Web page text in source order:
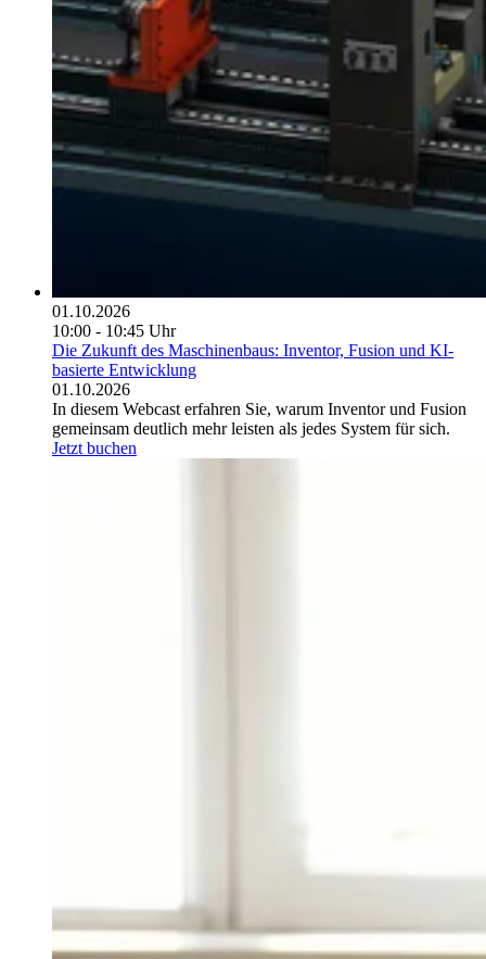
01.10.2026
10:00 - 10:45 Uhr
Die Zukunft des Maschinenbaus: Inventor, Fusion und KI-
basierte Entwicklung
01.10.2026
In diesem Webcast erfahren Sie, warum Inventor und Fusion
gemeinsam deutlich mehr leisten als jedes System für sich.
Jetzt buchen